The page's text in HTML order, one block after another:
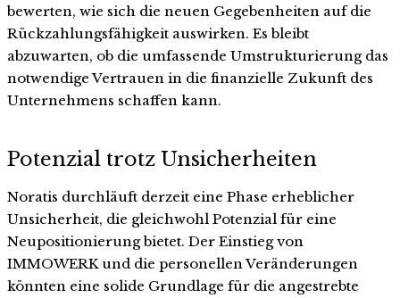
bewerten, wie sich die neuen Gegebenheiten auf die
Rückzahlungsfähigkeit auswirken. Es bleibt
abzuwarten, ob die umfassende Umstrukturierung das
notwendige Vertrauen in die finanzielle Zukunft des
Unternehmens schaffen kann.
Potenzial trotz Unsicherheiten
Noratis durchläuft derzeit eine Phase erheblicher
Unsicherheit, die gleichwohl Potenzial für eine
Neupositionierung bietet. Der Einstieg von
IMMOWERK und die personellen Veränderungen
könnten eine solide Grundlage für die angestrebte